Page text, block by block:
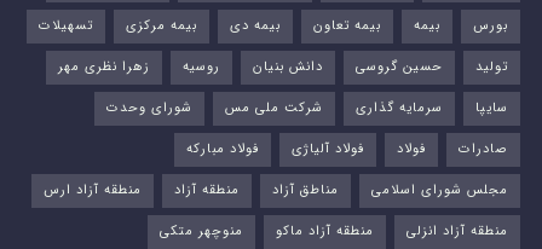
بورس‌
بیمه بیمه تعاون بیمه دی بیمه مرکزی
تسهیلات
تولید
حسین گروسی دانش بنیان روسیه
زهرا نظری مهر
سایپا
سرمایه گذاری شرکت ملی مس
شورای وحدت
صادرات
فولاد فولاد آلیاژی
فولاد مبارکه
مجلس شورای اسلامی
مناطق آزاد منطقه آزاد
منطقه آزاد ارس
منطقه آزاد انزلی
منطقه آزاد ماکو منوچهر متکی